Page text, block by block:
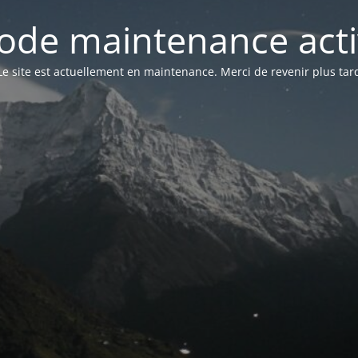
maintenance
site est actuellement en maintenance. Merci de revenir plus